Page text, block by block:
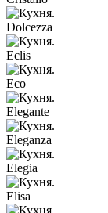
Dolcezza
Eclis
Eco
Elegante
Eleganza
Elegia
Elisa